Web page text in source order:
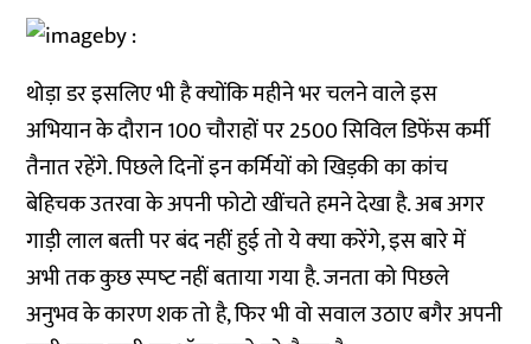
थोड़ा डर इसलिए भी है क्‍योंकि महीने भर चलने वाले इस
अभियान के दौरान 100 चौराहों पर 2500 सिविल डिफेंस कर्मी
तैनात रहेंगे. पिछले दिनों इन कर्मियों को खिड़की का कांच
बेहिचक उतरवा के अपनी फोटो खींचते हमने देखा है. अब अगर
गाड़ी लाल बत्‍ती पर बंद नहीं हुई तो ये क्‍या करेंगे, इस बारे में
अभी तक कुछ स्‍पष्‍ट नहीं बताया गया है. जनता को पिछले
अनुभव के कारण शक तो है, फिर भी वो सवाल उठाए बगैर अपनी